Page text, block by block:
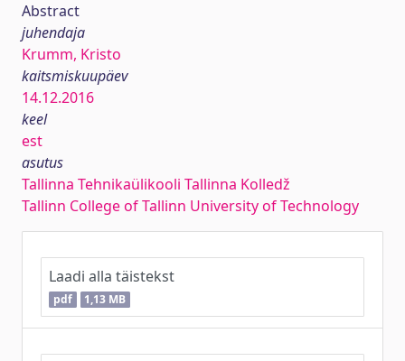
Abstract
juhendaja
Krumm, Kristo
kaitsmiskuupäev
14.12.2016
keel
est
asutus
Tallinna Tehnikaülikooli Tallinna Kolledž
Tallinn College of Tallinn University of Technology
Laadi alla täistekst
pdf 1,13 MB